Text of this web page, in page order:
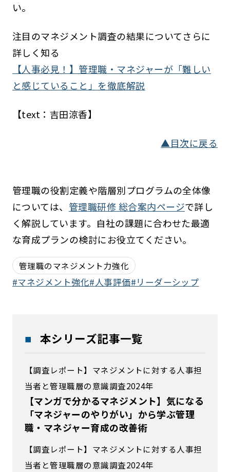
い。
注目のマネジメント調査の結果についてさらに
詳しく知る
【人事必見！】管理職・マネジャーが「難しい
と感じていること」を徹底解説
【text：吉田涼香】
▲目次に戻る
管理職の役割定義や階層別プログラムの全体像
については、 管理職研修 総合案内ページで詳し
く解説しています。自社の課題に合わせた最適
な育成プランの検討にお役立てください。
管理職のマネジメント力強化
マネジメント強化 人事評価 リーダーシップ
本シリーズ記事一覧
【調査レポート】マネジメントに対する人事担
当者と管理職層の意識調査2024年
【マンガで分かるマネジメント】気になる
「マネジャーのやりがい」から学ぶ管理
職・マネジャー育成の改善術
【調査レポート】マネジメントに対する人事担
当者と管理職層の意識調査2024年